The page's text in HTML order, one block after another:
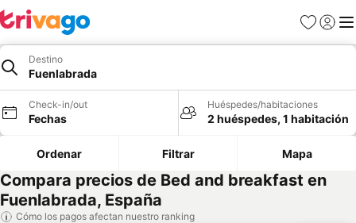
Favoritos
Iniciar
Destino
Fuenlabrada
Check-in/out
Fechas
Huéspedes/habitaciones
2 huéspedes, 1 habitación
Ordenar Filtrar Mapa
Compara precios de Bed and breakfast en
Fuenlabrada, España
Cómo los pagos afectan nuestro ranking